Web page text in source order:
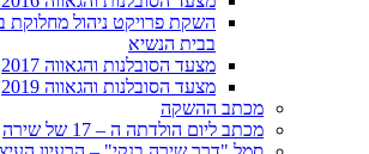
השקת פרויקט ניהול
בבית הנשיא
מצעד הסובלנות והגאווה 2017
מצעד הסובלנות והגאווה 2019
מכתב ההשקה
מכתב ליום הולדתה ה – 17 של שירה